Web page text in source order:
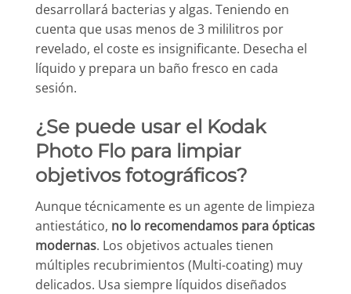
desarrollará bacterias y algas. Teniendo en
cuenta que usas menos de 3 mililitros por
revelado, el coste es insignificante. Desecha el
líquido y prepara un baño fresco en cada
sesión.
¿Se puede usar el Kodak
Photo Flo para limpiar
objetivos fotográficos?
Aunque técnicamente es un agente de limpieza
antiestático, no lo recomendamos para ópticas
modernas. Los objetivos actuales tienen
múltiples recubrimientos (Multi-coating) muy
delicados. Usa siempre líquidos diseñados